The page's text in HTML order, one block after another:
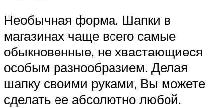
Необычная форма. Шапки в
магазинах чаще всего самые
обыкновенные, не хвастающиеся
особым разнообразием. Делая
шапку своими руками, Вы можете
сделать ее абсолютно любой.